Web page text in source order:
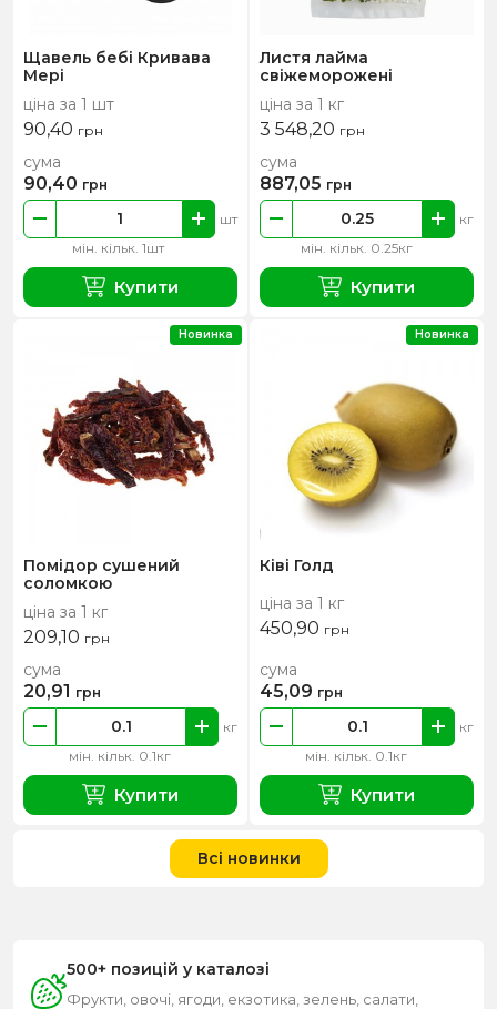
Щавель бебі Кривава
Мері
ціна за 1 шт
90,40 грн
мін. кільк. 1шт
шт
сума
90,40 грн
Купити
Листя лайма
свіжеморожені
ціна за 1 кг
3 548,20 грн
мін. кільк. 0.25кг
кг
сума
887,05 грн
Купити
Помідор сушений
соломкою
ціна за 1 кг
209,10 грн
мін. кільк. 0.1кг
кг
сума
20,91 грн
Купити
Новинка
Ківі Голд
ціна за 1 кг
450,90 грн
мін. кільк. 0.1кг
кг
сума
45,09 грн
Купити
Новинка
Всі новинки
500+ позицій у каталозі
Фрукти, овочі, ягоди, екзотика, зелень, салати,